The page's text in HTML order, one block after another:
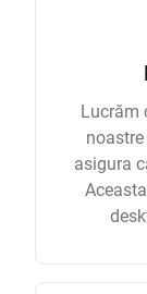
Lucrăm
asigura